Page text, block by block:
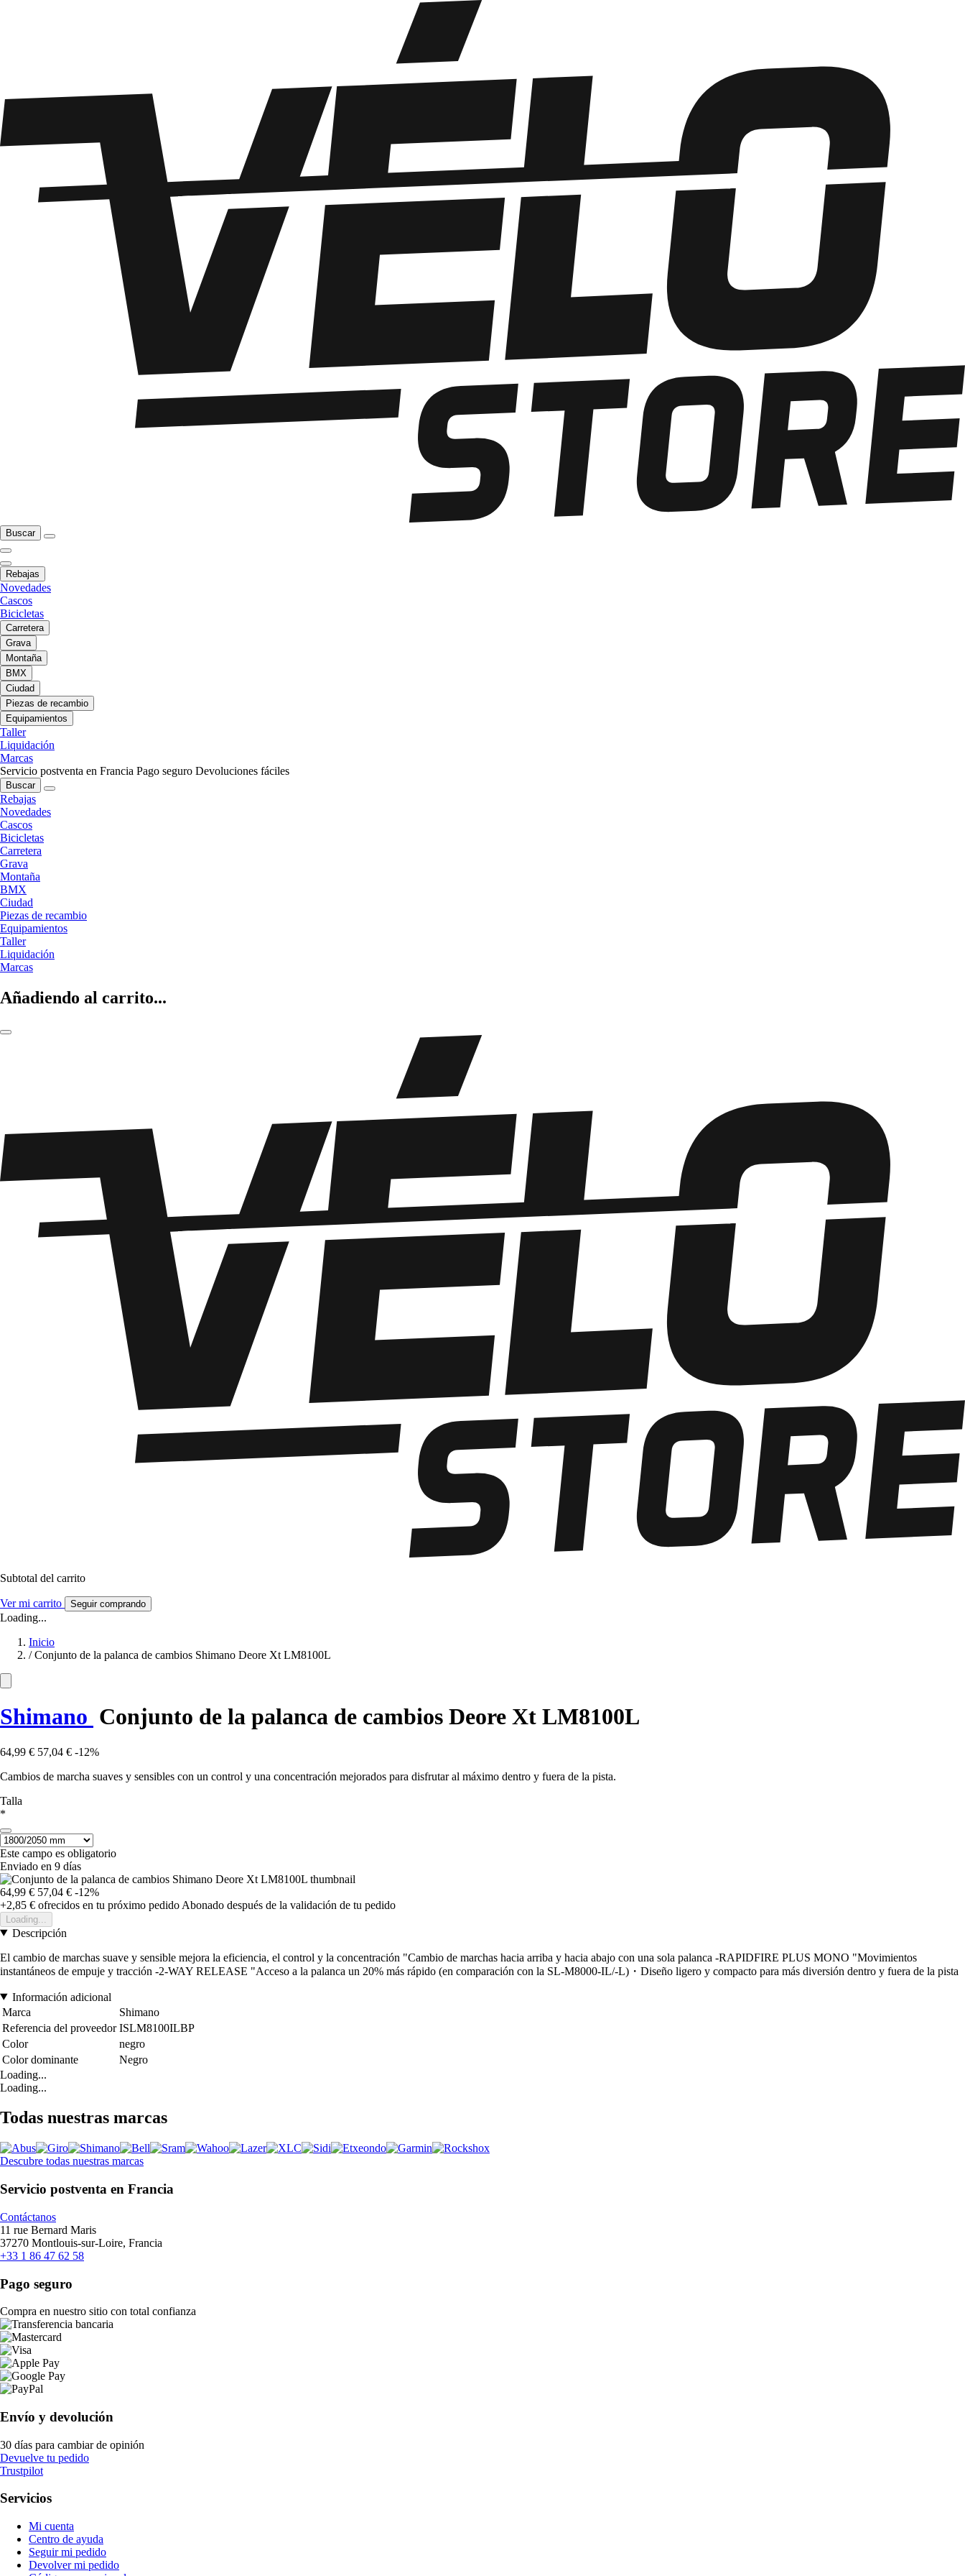
Buscar
Rebajas
Novedades
Cascos
Bicicletas
Carretera
Grava
Montaña
BMX
Ciudad
Piezas de recambio
Equipamientos
Taller
Liquidación
Marcas
Servicio postventa en Francia Pago seguro Devoluciones fáciles
Buscar
Rebajas
Novedades
Cascos
Bicicletas
Carretera
Grava
Montaña
BMX
Ciudad
Piezas de recambio
Equipamientos
Taller
Liquidación
Marcas
Añadiendo al carrito...
Subtotal del carrito
Ver mi carrito Seguir comprando
Loading...
Inicio
/ Conjunto de la palanca de cambios Shimano Deore Xt LM8100L
Shimano Conjunto de la palanca de cambios Deore Xt LM8100L
64,99 € 57,04 € -12%
Cambios de marcha suaves y sensibles con un control y una concentración mejorados para disfrutar al máximo dentro y fuera de la pista.
Talla
*
Este campo es obligatorio
Enviado en 9 días
64,99 € 57,04 € -12%
+2,85 € ofrecidos en tu próximo pedido Abonado después de la validación de tu pedido
Loading...
Descripción
El cambio de marchas suave y sensible mejora la eficiencia, el control y la concentración "Cambio de marchas hacia arriba y hacia abajo con una sola palanca -RAPIDFIRE PLUS MONO "Movimientos
instantáneos de empuje y tracción -2-WAY RELEASE "Acceso a la palanca un 20% más rápido (en comparación con la SL-M8000-IL/-L)・Diseño ligero y compacto para más diversión dentro y fuera de la pista
Información adicional
Marca
Shimano
Referencia del proveedor ISLM8100ILBP
Color
negro
Color dominante
Negro
Loading...
Loading...
Todas nuestras marcas
Descubre todas nuestras marcas
Servicio postventa en Francia
Contáctanos
11 rue Bernard Maris
37270 Montlouis-sur-Loire, Francia
+33 1 86 47 62 58
Pago seguro
Compra en nuestro sitio con total confianza
Envío y devolución
30 días para cambiar de opinión
Devuelve tu pedido
Trustpilot
Servicios
Mi cuenta
Centro de ayuda
Seguir mi pedido
Devolver mi pedido